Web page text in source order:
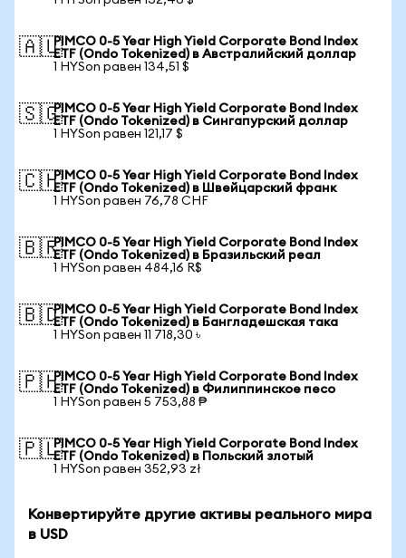
🇦🇺PIMCO 0-5 Year High Yield Corporate Bond Index
ETF (Ondo Tokenized) в Австралийский доллар
1 HYSon равен 134,51 $
🇸🇬PIMCO 0-5 Year High Yield Corporate Bond Index
ETF (Ondo Tokenized) в Сингапурский доллар
1 HYSon равен 121,17 $
🇨🇭PIMCO 0-5 Year High Yield Corporate Bond Index
ETF (Ondo Tokenized) в Швейцарский франк
1 HYSon равен 76,78 CHF
🇧🇷PIMCO 0-5 Year High Yield Corporate Bond Index
ETF (Ondo Tokenized) в Бразильский реал
1 HYSon равен 484,16 R$
🇧🇩PIMCO 0-5 Year High Yield Corporate Bond Index
ETF (Ondo Tokenized) в Бангладешская така
1 HYSon равен 11 718,30 ৳
🇵🇭PIMCO 0-5 Year High Yield Corporate Bond Index
ETF (Ondo Tokenized) в Филиппинское песо
1 HYSon равен 5 753,88 ₱
🇵🇱PIMCO 0-5 Year High Yield Corporate Bond Index
ETF (Ondo Tokenized) в Польский злотый
1 HYSon равен 352,93 zł
Конвертируйте другие активы реального мира
в USD